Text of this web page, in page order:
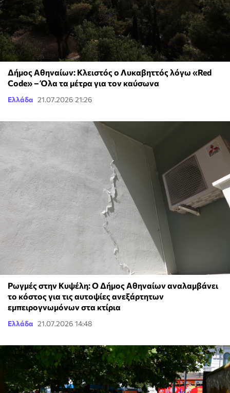
Δήμος Αθηναίων: Κλειστός ο Λυκαβηττός λόγω «Red
Code» – Όλα τα μέτρα για τον καύσωνα
Ελλάδα 21.07.2026 21:26
Ρωγμές στην Κυψέλη: Ο Δήμος Αθηναίων αναλαμβάνει
το κόστος για τις αυτοψίες ανεξάρτητων
εμπειρογνωμόνων στα κτίρια
Ελλάδα 21.07.2026 14:48